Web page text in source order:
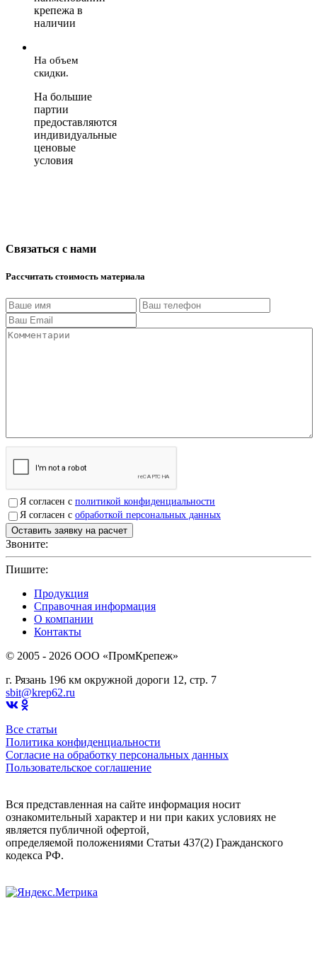
крепежа в
наличии
На объем
скидки.
На большие
партии
предоставляются
индивидуальные
ценовые
условия
Связаться с нами
Рассчитать стоимость материала
Я согласен с политикой конфиденциальности
Я согласен с обработкой персональных данных
Звоните:
Пишите:
Продукция
Справочная информация
О компании
Контакты
© 2005 - 2026 OOO «ПромКрепеж»
г. Рязань 196 км окружной дороги 12, стр. 7
sbit@krep62.ru
Все статьи
Политика конфиденциальности
Согласие на обработку персональных данных
Пользовательское соглашение
Вся представленная на сайте информация носит
ознакомительный характер и ни при каких условиях не
является публичной офертой,
определяемой положениями Статьи 437(2) Гражданского
кодекса РФ.